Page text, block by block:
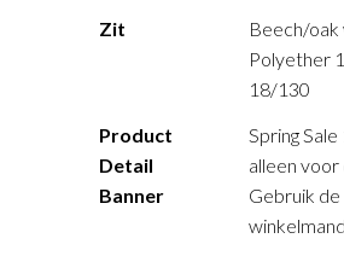
Zit
Beech/oak
Polyether
18/130
Product
Detail
Banner
Spring
alleen
Gebruik